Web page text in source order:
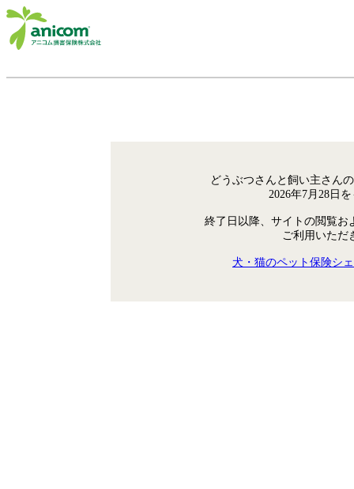
どうぶつさんと飼い主さん
2026年7月28日
終了日以降、サイトの閲覧お
ご利用いただ
犬・猫のペット保険シ